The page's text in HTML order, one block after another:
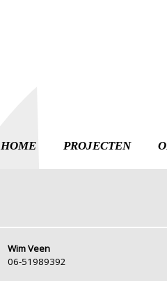
HOME PROJECTEN
Wim Veen
06-51989392